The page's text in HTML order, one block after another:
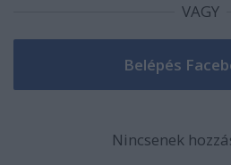
VAGY
Nincsenek